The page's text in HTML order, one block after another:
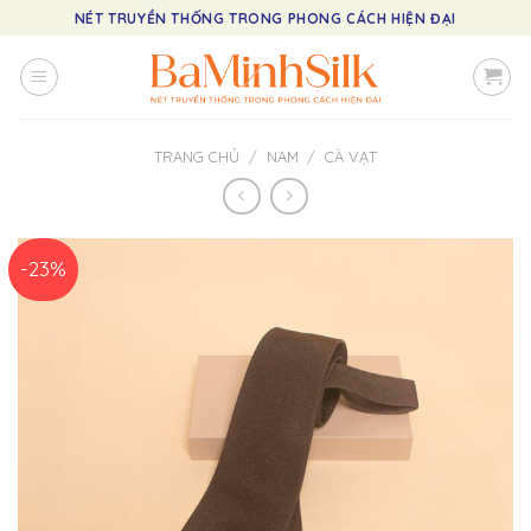
to
content
NÉT TRUYỀN THỐNG TRONG PHONG CÁCH HIỆN ĐẠI
TRANG CHỦ / NAM / CÀ VẠT
-23%